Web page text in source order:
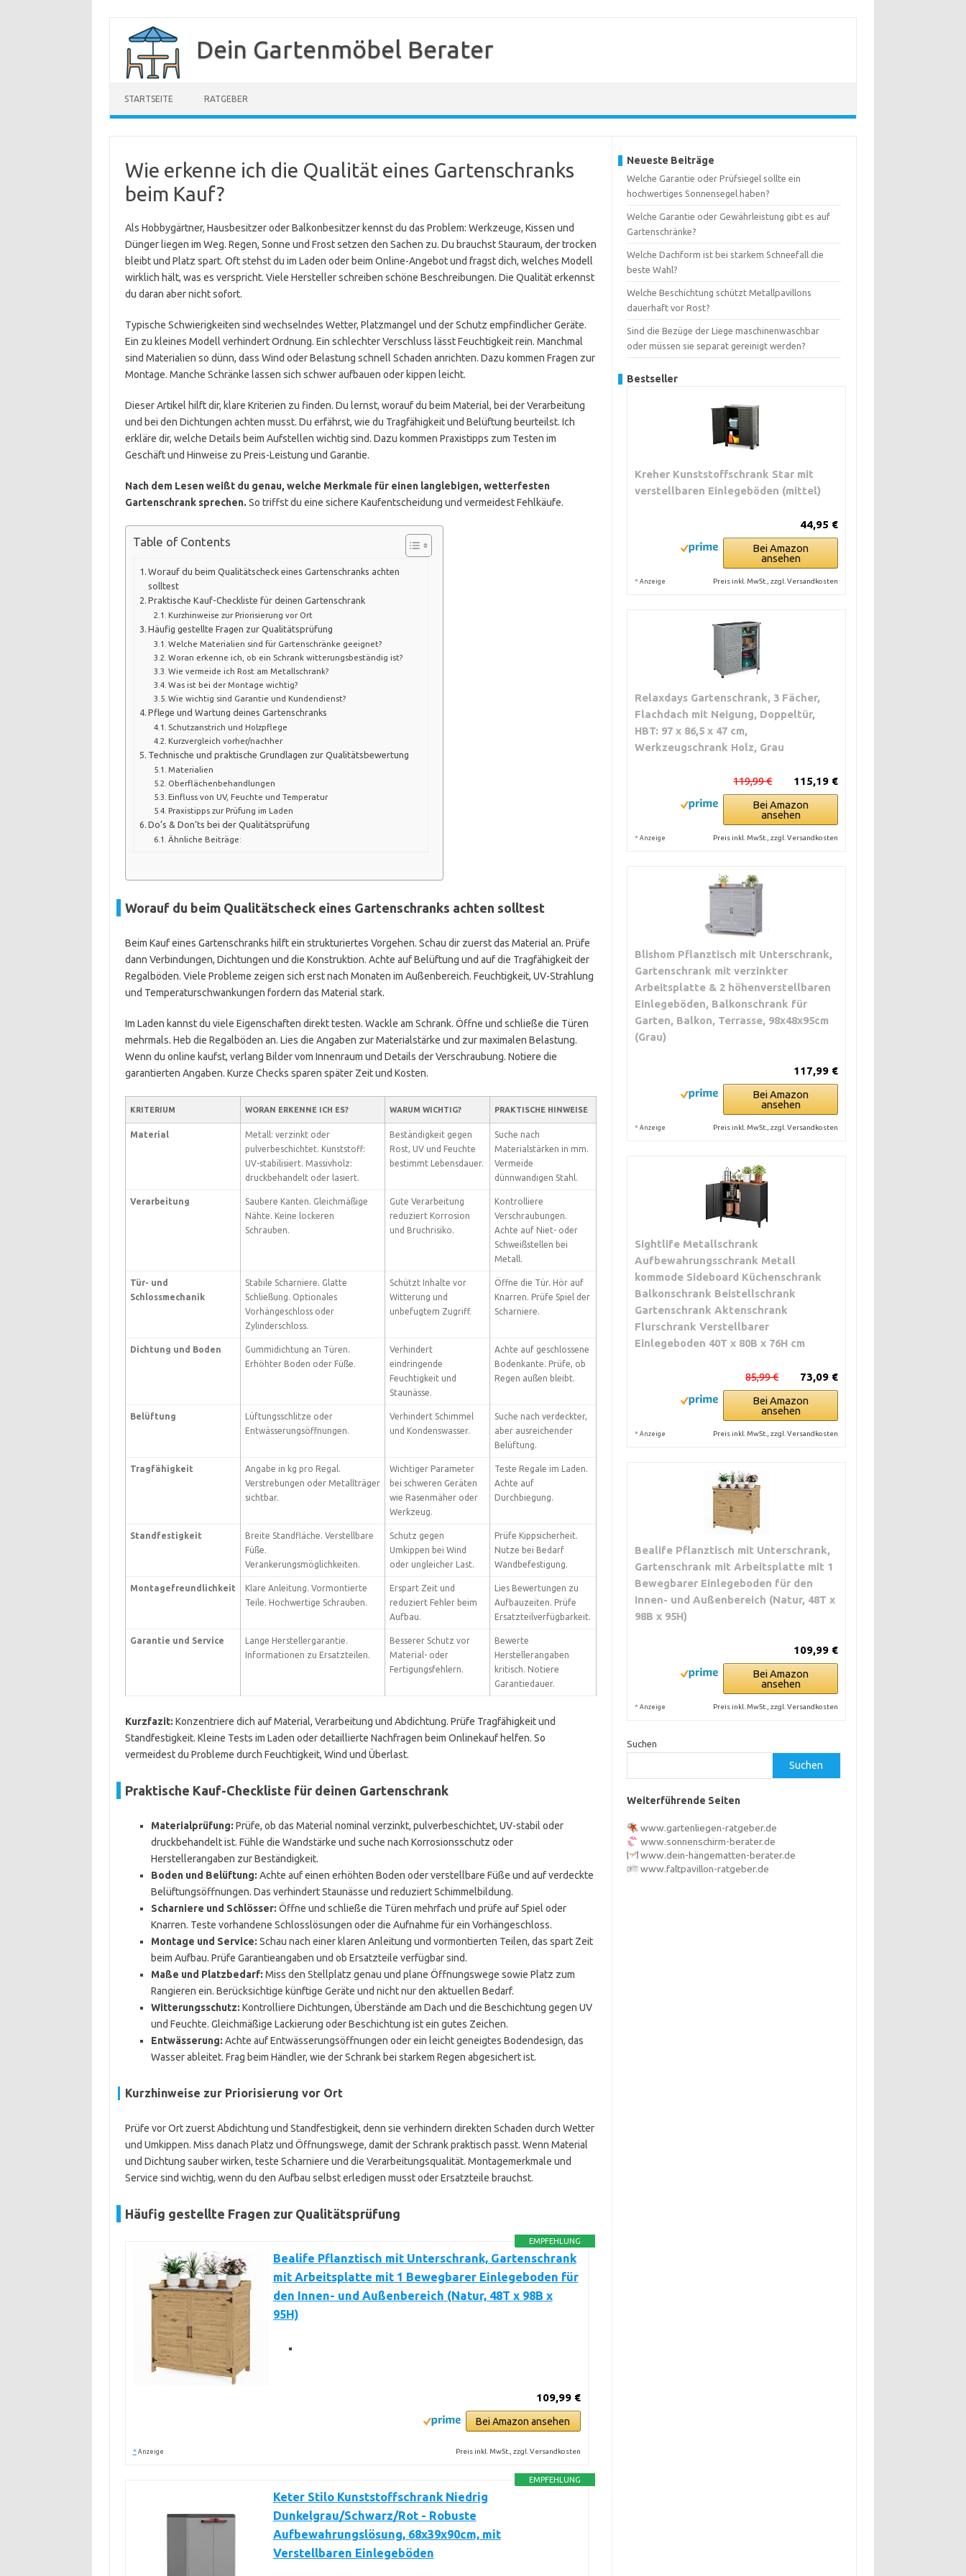
springen
Dein Gartenmöbel Berater
STARTSEITE RATGEBER
Wie erkenne ich die Qualität eines Gartenschranks
beim Kauf?
Als Hobbygärtner, Hausbesitzer oder Balkonbesitzer kennst du das Problem: Werkzeuge, Kissen und
Dünger liegen im Weg. Regen, Sonne und Frost setzen den Sachen zu. Du brauchst Stauraum, der trocken
bleibt und Platz spart. Oft stehst du im Laden oder beim Online-Angebot und fragst dich, welches Modell
wirklich hält, was es verspricht. Viele Hersteller schreiben schöne Beschreibungen. Die Qualität erkennst
du daran aber nicht sofort.
Typische Schwierigkeiten sind wechselndes Wetter, Platzmangel und der Schutz empfindlicher Geräte.
Ein zu kleines Modell verhindert Ordnung. Ein schlechter Verschluss lässt Feuchtigkeit rein. Manchmal
sind Materialien so dünn, dass Wind oder Belastung schnell Schaden anrichten. Dazu kommen Fragen zur
Montage. Manche Schränke lassen sich schwer aufbauen oder kippen leicht.
Dieser Artikel hilft dir, klare Kriterien zu finden. Du lernst, worauf du beim Material, bei der Verarbeitung
und bei den Dichtungen achten musst. Du erfährst, wie du Tragfähigkeit und Belüftung beurteilst. Ich
erkläre dir, welche Details beim Aufstellen wichtig sind. Dazu kommen Praxistipps zum Testen im
Geschäft und Hinweise zu Preis-Leistung und Garantie.
Nach dem Lesen weißt du genau, welche Merkmale für einen langlebigen, wetterfesten
Gartenschrank sprechen. So triffst du eine sichere Kaufentscheidung und vermeidest Fehlkäufe.
Table of Contents
Worauf du beim Qualitätscheck eines Gartenschranks achten
solltest
Praktische Kauf-Checkliste für deinen Gartenschrank
Kurzhinweise zur Priorisierung vor Ort
Häufig gestellte Fragen zur Qualitätsprüfung
Welche Materialien sind für Gartenschränke geeignet?
Woran erkenne ich, ob ein Schrank witterungsbeständig ist?
Wie vermeide ich Rost am Metallschrank?
Was ist bei der Montage wichtig?
Wie wichtig sind Garantie und Kundendienst?
Pflege und Wartung deines Gartenschranks
Schutzanstrich und Holzpflege
Kurzvergleich vorher/nachher
Technische und praktische Grundlagen zur Qualitätsbewertung
Materialien
Oberflächenbehandlungen
Einfluss von UV, Feuchte und Temperatur
Praxistipps zur Prüfung im Laden
Do’s & Don’ts bei der Qualitätsprüfung
Ähnliche Beiträge:
Worauf du beim Qualitätscheck eines Gartenschranks achten solltest
Beim Kauf eines Gartenschranks hilft ein strukturiertes Vorgehen. Schau dir zuerst das Material an. Prüfe
dann Verbindungen, Dichtungen und die Konstruktion. Achte auf Belüftung und auf die Tragfähigkeit der
Regalböden. Viele Probleme zeigen sich erst nach Monaten im Außenbereich. Feuchtigkeit, UV-Strahlung
und Temperaturschwankungen fordern das Material stark.
Im Laden kannst du viele Eigenschaften direkt testen. Wackle am Schrank. Öffne und schließe die Türen
mehrmals. Heb die Regalböden an. Lies die Angaben zur Materialstärke und zur maximalen Belastung.
Wenn du online kaufst, verlang Bilder vom Innenraum und Details der Verschraubung. Notiere die
garantierten Angaben. Kurze Checks sparen später Zeit und Kosten.
KRITERIUM WORAN ERKENNE ICH ES? WARUM WICHTIG? PRAKTISCHE HINWEISE
Material
Metall: verzinkt oder
pulverbeschichtet. Kunststoff:
UV-stabilisiert. Massivholz:
druckbehandelt oder lasiert.
Beständigkeit gegen
Rost, UV und Feuchte
bestimmt Lebensdauer.
Suche nach
Materialstärken in mm.
Vermeide
dünnwandigen Stahl.
Verarbeitung
Saubere Kanten. Gleichmäßige
Nähte. Keine lockeren
Schrauben.
Gute Verarbeitung
reduziert Korrosion
und Bruchrisiko.
Kontrolliere
Verschraubungen.
Achte auf Niet- oder
Schweißstellen bei
Metall.
Tür- und
Schlossmechanik
Stabile Scharniere. Glatte
Schließung. Optionales
Vorhängeschloss oder
Zylinderschloss.
Schützt Inhalte vor
Witterung und
unbefugtem Zugriff.
Öffne die Tür. Hör auf
Knarren. Prüfe Spiel der
Scharniere.
Dichtung und Boden
Gummidichtung an Türen.
Erhöhter Boden oder Füße.
Verhindert
eindringende
Feuchtigkeit und
Staunässe.
Achte auf geschlossene
Bodenkante. Prüfe, ob
Regen außen bleibt.
Belüftung
Lüftungsschlitze oder
Entwässerungsöffnungen.
Verhindert Schimmel
und Kondenswasser.
Suche nach verdeckter,
aber ausreichender
Belüftung.
Tragfähigkeit
Angabe in kg pro Regal.
Verstrebungen oder Metallträger
sichtbar.
Wichtiger Parameter
bei schweren Geräten
wie Rasenmäher oder
Werkzeug.
Teste Regale im Laden.
Achte auf
Durchbiegung.
Standfestigkeit
Breite Standfläche. Verstellbare
Füße.
Verankerungsmöglichkeiten.
Schutz gegen
Umkippen bei Wind
oder ungleicher Last.
Prüfe Kippsicherheit.
Nutze bei Bedarf
Wandbefestigung.
Montagefreundlichkeit
Klare Anleitung. Vormontierte
Teile. Hochwertige Schrauben.
Erspart Zeit und
reduziert Fehler beim
Aufbau.
Lies Bewertungen zu
Aufbauzeiten. Prüfe
Ersatzteilverfügbarkeit.
Garantie und Service
Lange Herstellergarantie.
Informationen zu Ersatzteilen.
Besserer Schutz vor
Material- oder
Fertigungsfehlern.
Bewerte
Herstellerangaben
kritisch. Notiere
Garantiedauer.
Kurzfazit: Konzentriere dich auf Material, Verarbeitung und Abdichtung. Prüfe Tragfähigkeit und
Standfestigkeit. Kleine Tests im Laden oder detaillierte Nachfragen beim Onlinekauf helfen. So
vermeidest du Probleme durch Feuchtigkeit, Wind und Überlast.
Praktische Kauf-Checkliste für deinen Gartenschrank
Materialprüfung: Prüfe, ob das Material nominal verzinkt, pulverbeschichtet, UV-stabil oder
druckbehandelt ist. Fühle die Wandstärke und suche nach Korrosionsschutz oder
Herstellerangaben zur Beständigkeit.
Boden und Belüftung: Achte auf einen erhöhten Boden oder verstellbare Füße und auf verdeckte
Belüftungsöffnungen. Das verhindert Staunässe und reduziert Schimmelbildung.
Scharniere und Schlösser: Öffne und schließe die Türen mehrfach und prüfe auf Spiel oder
Knarren. Teste vorhandene Schlosslösungen oder die Aufnahme für ein Vorhängeschloss.
Montage und Service: Schau nach einer klaren Anleitung und vormontierten Teilen, das spart Zeit
beim Aufbau. Prüfe Garantieangaben und ob Ersatzteile verfügbar sind.
Maße und Platzbedarf: Miss den Stellplatz genau und plane Öffnungswege sowie Platz zum
Rangieren ein. Berücksichtige künftige Geräte und nicht nur den aktuellen Bedarf.
Witterungsschutz: Kontrolliere Dichtungen, Überstände am Dach und die Beschichtung gegen UV
und Feuchte. Gleichmäßige Lackierung oder Beschichtung ist ein gutes Zeichen.
Entwässerung: Achte auf Entwässerungsöffnungen oder ein leicht geneigtes Bodendesign, das
Wasser ableitet. Frag beim Händler, wie der Schrank bei starkem Regen abgesichert ist.
Kurzhinweise zur Priorisierung vor Ort
Prüfe vor Ort zuerst Abdichtung und Standfestigkeit, denn sie verhindern direkten Schaden durch Wetter
und Umkippen. Miss danach Platz und Öffnungswege, damit der Schrank praktisch passt. Wenn Material
und Dichtung sauber wirken, teste Scharniere und die Verarbeitungsqualität. Montagemerkmale und
Service sind wichtig, wenn du den Aufbau selbst erledigen musst oder Ersatzteile brauchst.
Häufig gestellte Fragen zur Qualitätsprüfung
EMPFEHLUNG
Bealife Pflanztisch mit Unterschrank, Gartenschrank
mit Arbeitsplatte mit 1 Bewegbarer Einlegeboden für
den Innen- und Außenbereich (Natur, 48T x 98B x
95H)
109,99 €
Bei Amazon ansehen
* Anzeige Preis inkl. MwSt., zzgl. Versandkosten
EMPFEHLUNG
Keter Stilo Kunststoffschrank Niedrig
Dunkelgrau/Schwarz/Rot - Robuste
Aufbewahrungslösung, 68x39x90cm, mit
Verstellbaren Einlegeböden
Neueste Beiträge
Welche Garantie oder Prüfsiegel sollte ein
hochwertiges Sonnensegel haben?
Welche Garantie oder Gewährleistung gibt es auf
Gartenschränke?
Welche Dachform ist bei starkem Schneefall die
beste Wahl?
Welche Beschichtung schützt Metallpavillons
dauerhaft vor Rost?
Sind die Bezüge der Liege maschinenwaschbar
oder müssen sie separat gereinigt werden?
Bestseller
Kreher Kunststoffschrank Star mit
verstellbaren Einlegeböden (mittel)
44,95 €
Bei Amazon
ansehen
* Anzeige Preis inkl. MwSt., zzgl. Versandkosten
Relaxdays Gartenschrank, 3 Fächer,
Flachdach mit Neigung, Doppeltür,
HBT: 97 x 86,5 x 47 cm,
Werkzeugschrank Holz, Grau
115,19 €
119,99 €
Bei Amazon
ansehen
* Anzeige Preis inkl. MwSt., zzgl. Versandkosten
Blishom Pflanztisch mit Unterschrank,
Gartenschrank mit verzinkter
Arbeitsplatte & 2 höhenverstellbaren
Einlegeböden, Balkonschrank für
Garten, Balkon, Terrasse, 98x48x95cm
(Grau)
117,99 €
Bei Amazon
ansehen
* Anzeige Preis inkl. MwSt., zzgl. Versandkosten
Sightlife Metallschrank
Aufbewahrungsschrank Metall
kommode Sideboard Küchenschrank
Balkonschrank Beistellschrank
Gartenschrank Aktenschrank
Flurschrank Verstellbarer
Einlegeboden 40T x 80B x 76H cm
73,09 €
85,99 €
Bei Amazon
ansehen
* Anzeige Preis inkl. MwSt., zzgl. Versandkosten
Bealife Pflanztisch mit Unterschrank,
Gartenschrank mit Arbeitsplatte mit 1
Bewegbarer Einlegeboden für den
Innen- und Außenbereich (Natur, 48T x
98B x 95H)
109,99 €
Bei Amazon
ansehen
* Anzeige Preis inkl. MwSt., zzgl. Versandkosten
Suchen
Suchen
Weiterführende Seiten
www.gartenliegen-ratgeber.de
www.sonnenschirm-berater.de
www.dein-hängematten-berater.de
www.faltpavillon-ratgeber.de